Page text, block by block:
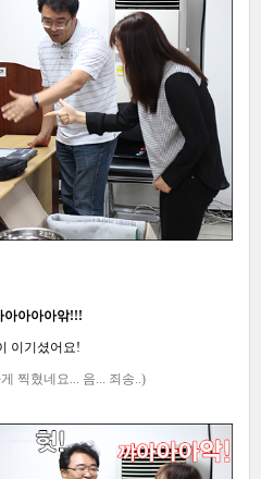
아아아아앆!!!
이기셨어요!
찍혔네요... 음... 죄송..)